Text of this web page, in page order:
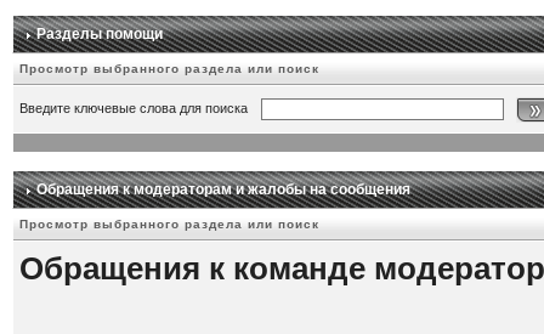
Разделы помощи
Просмотр выбранного раздела или поиск
Введите ключевые слова для поиска
Обращения к модераторам и жалобы на сообщения
Просмотр выбранного раздела или поиск
Обращения к команде